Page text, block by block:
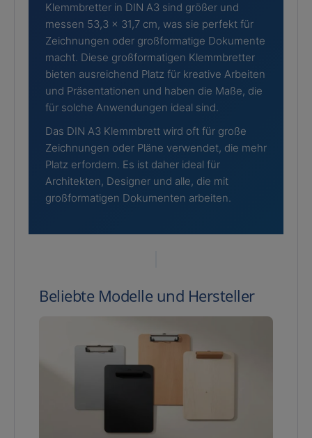
Klemmbretter in DIN A3 sind größer und
messen 53,3 x 31,7 cm, was sie perfekt für
Zeichnungen oder großformatige Dokumente
macht. Diese großformatigen Klemmbretter
bieten ausreichend Platz für kreative Arbeiten
und Präsentationen und haben die Maße, die
für solche Anwendungen ideal sind.
Das DIN A3 Klemmbrett wird oft für große
Zeichnungen oder Pläne verwendet, die mehr
Platz erfordern. Es ist daher ideal für
Architekten, Designer und alle, die mit
großformatigen Dokumenten arbeiten.
Beliebte Modelle und Hersteller